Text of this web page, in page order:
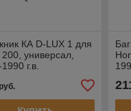
КА D-LUX 1 для
универсал,
г.в.